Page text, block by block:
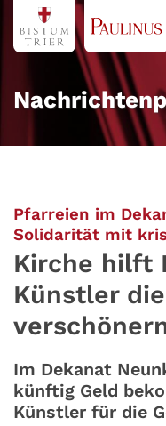
Zum Inhalt springen
Pfarreien im
Solidarität mit
Kirche hilft
Künstler
Im Dekanat
künftig Geld
Künstler für die